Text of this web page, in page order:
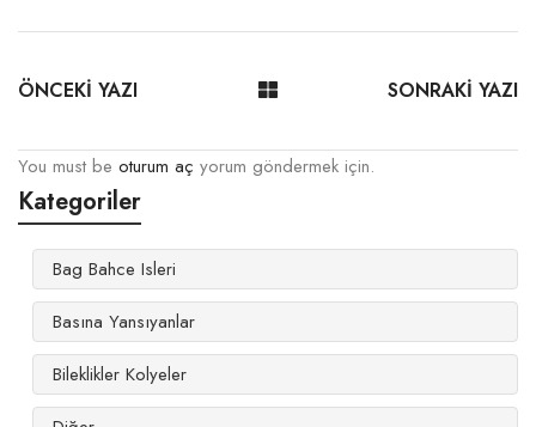
ÖNCEKİ YAZI SONRAKİ YAZI
You must be oturum aç yorum göndermek için.
Kategoriler
Bag Bahce Isleri
Basına Yansıyanlar
Bileklikler Kolyeler